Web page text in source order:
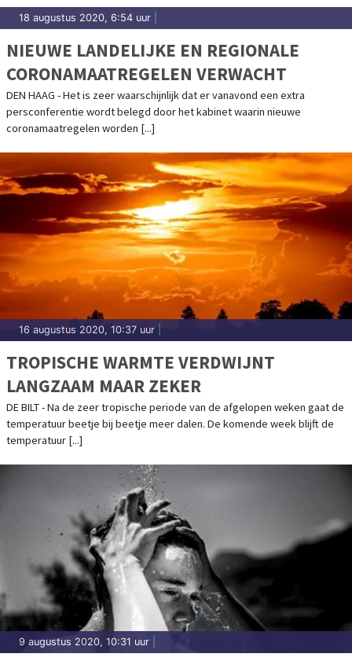
18 augustus 2020, 6:54 uur
NIEUWE LANDELIJKE EN REGIONALE
CORONAMAATREGELEN VERWACHT
DEN HAAG - Het is zeer waarschijnlijk dat er vanavond een extra
persconferentie wordt belegd door het kabinet waarin nieuwe
coronamaatregelen worden [...]
16 augustus 2020, 10:37 uur
TROPISCHE WARMTE VERDWIJNT
LANGZAAM MAAR ZEKER
DE BILT - Na de zeer tropische periode van de afgelopen weken gaat de
temperatuur beetje bij beetje meer dalen. De komende week blijft de
temperatuur [...]
9 augustus 2020, 10:31 uur